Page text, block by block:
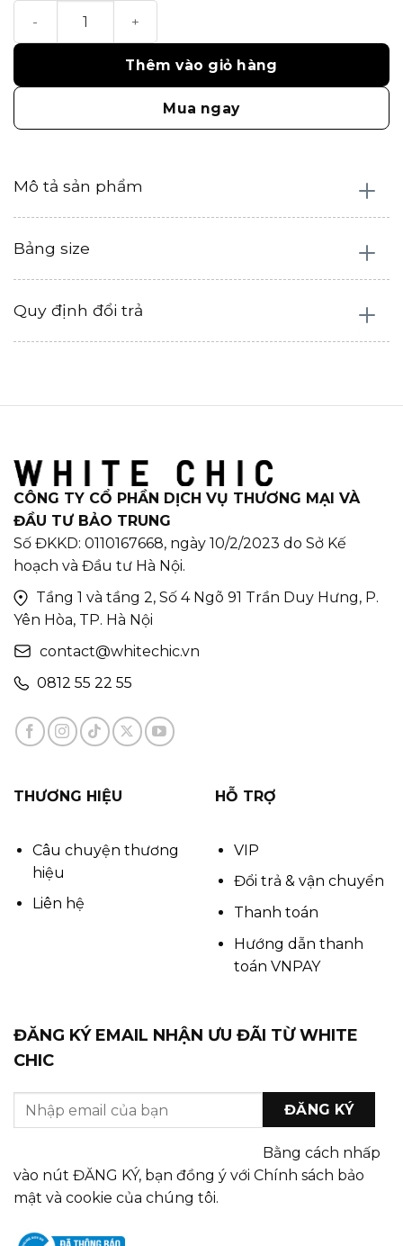
Thêm vào giỏ hàng
Mua ngay
Mô tả sản phẩm
Bảng size
Quy định đổi trả
CÔNG TY CỔ PHẦN DỊCH VỤ THƯƠNG MẠI VÀ
ĐẦU TƯ BẢO TRUNG
Số ĐKKD: 0110167668, ngày 10/2/2023 do Sở Kế
hoạch và Đầu tư Hà Nội.
Tầng 1 và tầng 2, Số 4 Ngõ 91 Trần Duy Hưng, P.
Yên Hòa, TP. Hà Nội
contact@whitechic.vn
0812 55 22 55
THƯƠNG HIỆU
Câu chuyện thương
hiệu
Liên hệ
HỖ TRỢ
VIP
Đổi trả & vận chuyển
Thanh toán
Hướng dẫn thanh
toán VNPAY
ĐĂNG KÝ EMAIL NHẬN ƯU ĐÃI TỪ WHITE
CHIC
Bằng cách nhấp
vào nút ĐĂNG KÝ, bạn đồng ý với Chính sách bảo
mật và cookie của chúng tôi.